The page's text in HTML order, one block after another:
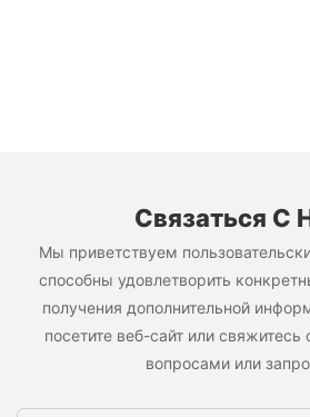
Связаться С
Мы приветствуем
способны удовлетворить
получения дополнительной
посетите веб-сайт или
вопросами или